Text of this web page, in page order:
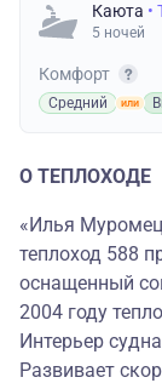
Каюта •
5 ночей
Комфорт
Средний
О ТЕПЛОХОДЕ
«Илья
теплоход 588
оснащенный
2004 году
Интерьер
Развивает